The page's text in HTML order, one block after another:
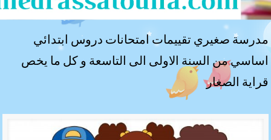
مدرسة صغيري تقييمات امتحانات دروس ابتدائي
اساسي من السنة الاولى الى التاسعة و كل ما يخص
قراية الصغار